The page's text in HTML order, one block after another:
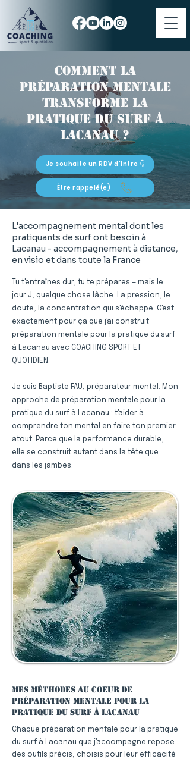
Comment la
préparation mentale
transforme la
pratique du surf à
Lacanau ?
Je souhaite un RDV d'Intro 👇
Être rappelé(e)
L'accompagnement mental dont les
pratiquants de surf ont besoin à
Lacanau - accompagnement à distance,
en visio et dans toute la France
Tu t'entraînes dur, tu te prépares — mais le
jour J, quelque chose lâche. La pression, le
doute, la concentration qui s'échappe. C'est
exactement pour ça que j'ai construit
préparation mentale pour la pratique du surf
à Lacanau avec COACHING SPORT ET
QUOTIDIEN.
Je suis Baptiste FAU, préparateur mental. Mon
approche de préparation mentale pour la
pratique du surf à Lacanau : t'aider à
comprendre ton mental en faire ton premier
atout. Parce que la performance durable,
elle se construit autant dans la tête que
dans les jambes.
Mes méthodes au coeur de
préparation mentale pour la
pratique du surf à Lacanau
Chaque préparation mentale pour la pratique
du surf à Lacanau que j'accompagne repose
des outils précis, choisis pour leur efficacité